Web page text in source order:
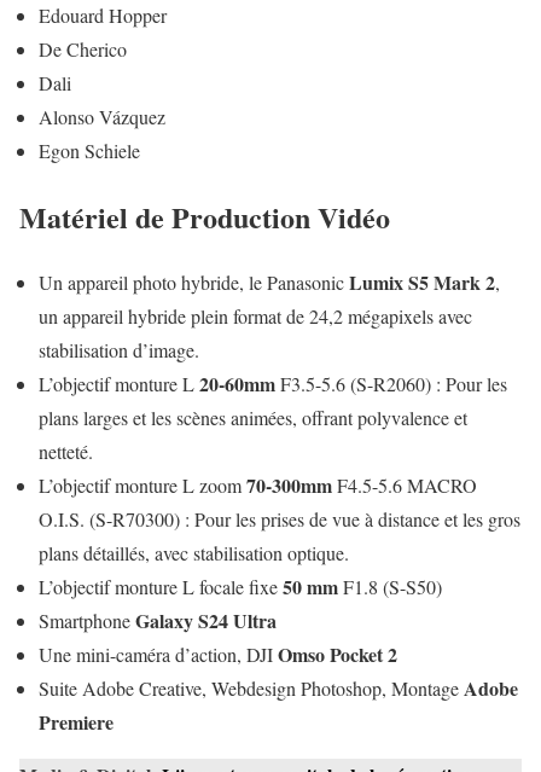
Edouard Hopper
De Cherico
Dali
Alonso Vázquez
Egon Schiele
Matériel de Production Vidéo
Un appareil photo hybride, le PanasonicLumix S5 Mark 2,
un appareil hybride plein format de 24,2 mégapixels avec
stabilisation d’image.
L’objectif monture L20-60mmF3.5-5.6 (S-R2060) : Pour les
plans larges et les scènes animées, offrant polyvalence et
netteté.
L’objectif monture L zoom70-300mmF4.5-5.6 MACRO
O.I.S. (S-R70300) : Pour les prises de vue à distance et les gros
plans détaillés, avec stabilisation optique.
L’objectif monture L focale fixe50 mmF1.8 (S-S50)
SmartphoneGalaxy S24 Ultra
Une mini-caméra d’action, DJIOmso Pocket 2
Suite Adobe Creative, Webdesign Photoshop, MontageAdobe
Premiere